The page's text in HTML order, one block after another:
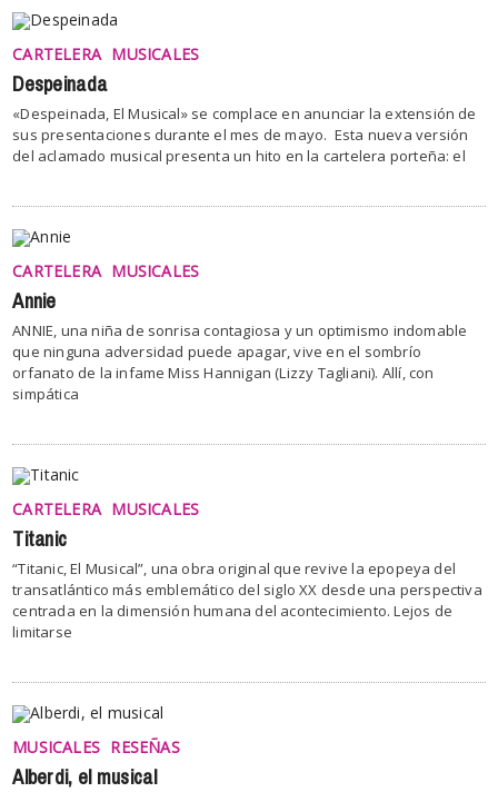
CARTELERA MUSICALES
Despeinada
«Despeinada, El Musical» se complace en anunciar la extensión de
sus presentaciones durante el mes de mayo. Esta nueva versión
del aclamado musical presenta un hito en la cartelera porteña: el
CARTELERA MUSICALES
Annie
ANNIE, una niña de sonrisa contagiosa y un optimismo indomable
que ninguna adversidad puede apagar, vive en el sombrío
orfanato de la infame Miss Hannigan (Lizzy Tagliani). Allí, con
simpática
CARTELERA MUSICALES
Titanic
“Titanic, El Musical”, una obra original que revive la epopeya del
transatlántico más emblemático del siglo XX desde una perspectiva
centrada en la dimensión humana del acontecimiento. Lejos de
limitarse
MUSICALES RESEÑAS
Alberdi, el musical